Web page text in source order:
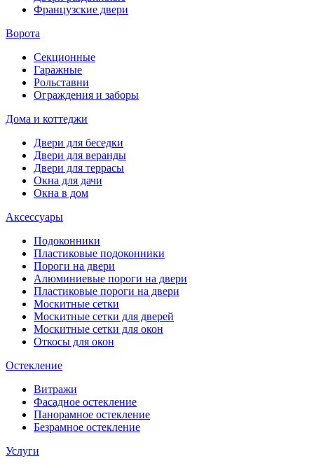
Французские двери
Ворота
Секционные
Гаражные
Рольставни
Ограждения и заборы
Дома и коттеджи
Двери для беседки
Двери для веранды
Двери для террасы
Окна для дачи
Окна в дом
Аксессуары
Подоконники
Пластиковые подоконники
Пороги на двери
Алюминиевые пороги на двери
Пластиковые пороги на двери
Москитные сетки
Москитные сетки для дверей
Москитные сетки для окон
Откосы для окон
Остекление
Витражи
Фасадное остекление
Панорамное остекление
Безрамное остекление
Услуги